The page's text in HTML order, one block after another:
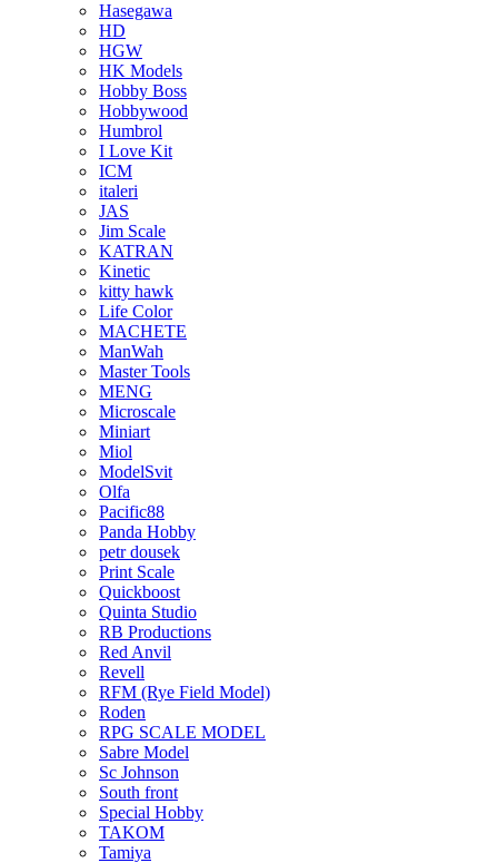
Hasegawa
HD
HGW
HK Models
Hobby Boss
Hobbywood
Humbrol
I Love Kit
ICM
italeri
JAS
Jim Scale
KATRAN
Kinetic
kitty hawk
Life Color
MACHETE
ManWah
Master Tools
MENG
Microscale
Miniart
Miol
ModelSvit
Olfa
Pacific88
Panda Hobby
petr dousek
Print Scale
Quickboost
Quinta Studio
RB Productions
Red Anvil
Revell
RFM (Rye Field Model)
Roden
RPG SCALE MODEL
Sabre Model
Sc Johnson
South front
Special Hobby
TAKOM
Tamiya